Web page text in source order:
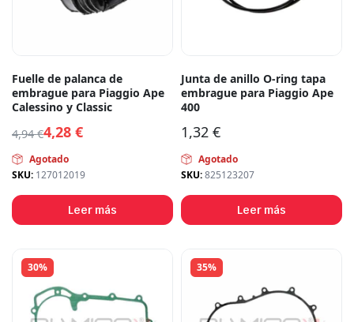
Fuelle de palanca de
embrague para Piaggio Ape
Calessino y Classic
4,94€4,28 €
Agotado
SKU: 127012019
Leer más
Junta de anillo O-ring tapa
embrague para Piaggio Ape
400
1,32 €
Agotado
SKU:825123207
Leer más
30% 35%